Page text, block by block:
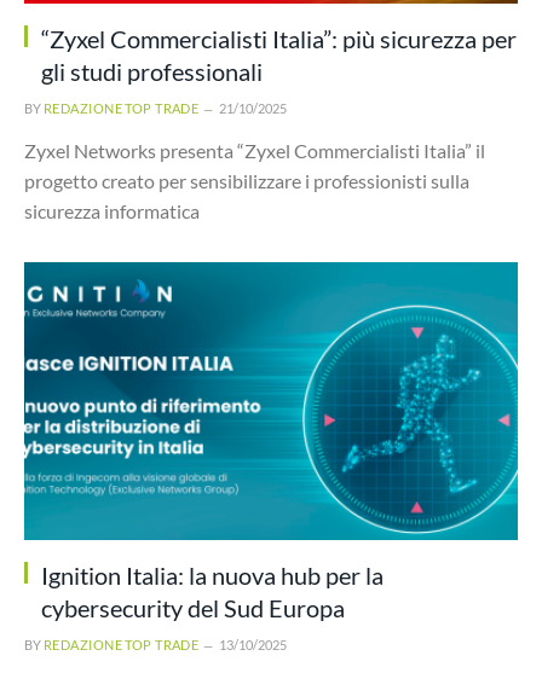
“Zyxel Commercialisti Italia”: più sicurezza per
gli studi professionali
BY REDAZIONE TOP TRADE 21/10/2025
Zyxel Networks presenta “Zyxel Commercialisti Italia” il
progetto creato per sensibilizzare i professionisti sulla
sicurezza informatica
Ignition Italia: la nuova hub per la
cybersecurity del Sud Europa
BY REDAZIONE TOP TRADE 13/10/2025